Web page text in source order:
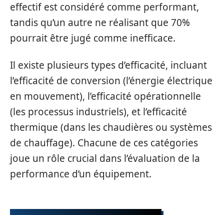
effectif est considéré comme performant,
tandis qu’un autre ne réalisant que 70%
pourrait être jugé comme inefficace.
Il existe plusieurs types d’efficacité, incluant
l’efficacité de conversion (l’énergie électrique
en mouvement), l’efficacité opérationnelle
(les processus industriels), et l’efficacité
thermique (dans les chaudières ou systèmes
de chauffage). Chacune de ces catégories
joue un rôle crucial dans l’évaluation de la
performance d’un équipement.